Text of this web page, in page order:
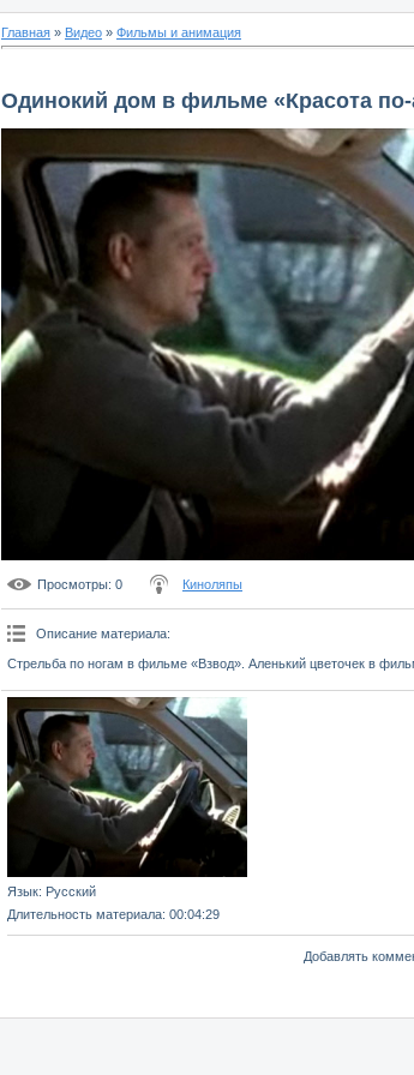
Главная » Видео » Фильмы и анимация
Одинокий дом в фильме «Красота по-
Просмотры: 0 Киноляпы
Описание материала:
Стрельба по ногам в фильме «Взвод». Аленький цветочек в
Язык: Русский
Длительность материала: 00:04:29
Добавлять